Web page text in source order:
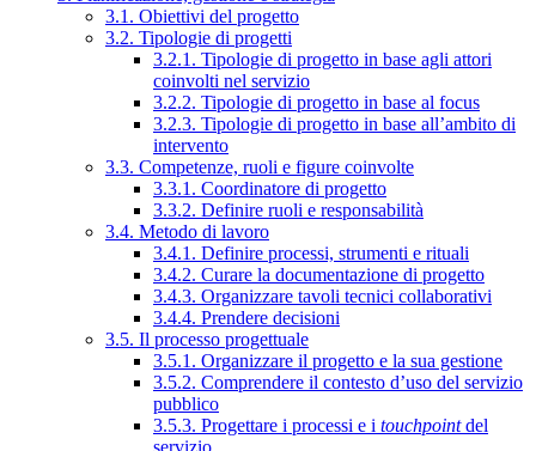
3.1. Obiettivi del progetto
3.2. Tipologie di progetti
3.2.1. Tipologie di progetto in base agli attori
coinvolti nel servizio
3.2.2. Tipologie di progetto in base al focus
3.2.3. Tipologie di progetto in base all’ambito di
intervento
3.3. Competenze, ruoli e figure coinvolte
3.3.1. Coordinatore di progetto
3.3.2. Definire ruoli e responsabilità
3.4. Metodo di lavoro
3.4.1. Definire processi, strumenti e rituali
3.4.2. Curare la documentazione di progetto
3.4.3. Organizzare tavoli tecnici collaborativi
3.4.4. Prendere decisioni
3.5. Il processo progettuale
3.5.1. Organizzare il progetto e la sua gestione
3.5.2. Comprendere il contesto d’uso del servizio
pubblico
3.5.3. Progettare i processi e i touchpointdel
servizio